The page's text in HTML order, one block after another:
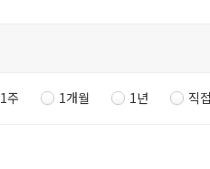
1주 1개월 1년 직